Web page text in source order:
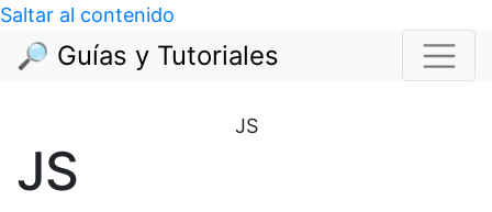
Saltar al contenido
🔎 Guías y Tutoriales
JS
JS